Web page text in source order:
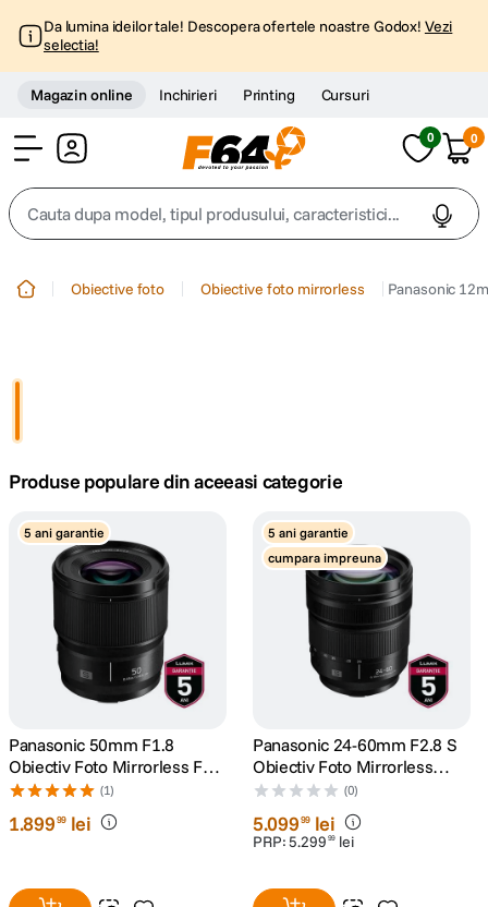
Da lumina ideilor tale! Descopera ofertele noastre Godox! Vezi
selectia!
Magazin online Inchirieri Printing Cursuri
0 0
Cauta dupa model, tipul produsului, caracteristici...
4. peak design
5. canon sx740 hs
6 lavaliera
7 card memorie
dji mic mini
9. dji osmo
10 . insta 360
Obiective foto Obiective foto mirrorless Panasonic
Produse populare din aceeasi categorie
5 ani garantie
Panasonic 50mm F1.8
Obiectiv Foto Mirrorless Full
Frame L-mount (White-box)
(1)
1.89999 lei
5 ani garantie
cumpara impreuna
Panasonic 24-60mm F2.8 S
Obiectiv Foto Mirrorless
Montura L
(0)
5.09999 lei
PRP:5.299 99 lei